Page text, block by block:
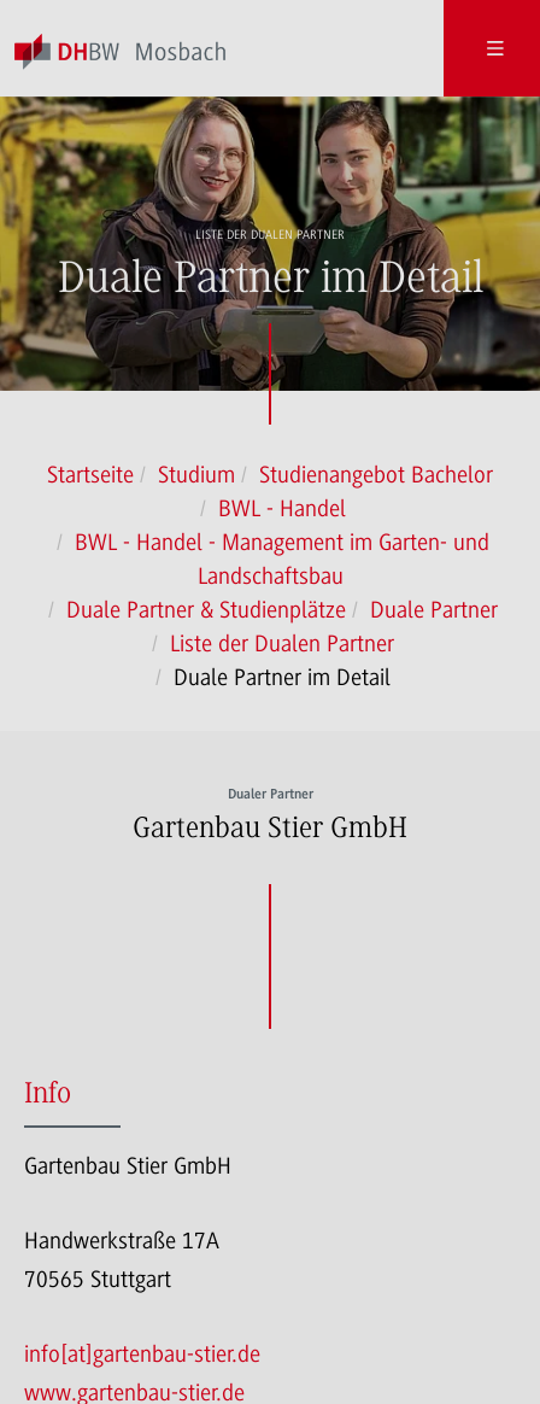
LISTE DER DUALEN PARTNER
Duale Partner im Detail
Startseite Studium
Studienangebot Bachelor
BWL - Handel
BWL - Handel - Management im Garten- und
Landschaftsbau
Duale Partner & Studienplätze
Duale Partner
Liste der Dualen Partner
Duale Partner im Detail
Dualer Partner
Gartenbau Stier GmbH
Info
Gartenbau Stier GmbH
Handwerkstraße 17A
70565 Stuttgart
info[at]gartenbau-stier.de
www.gartenbau-stier.de